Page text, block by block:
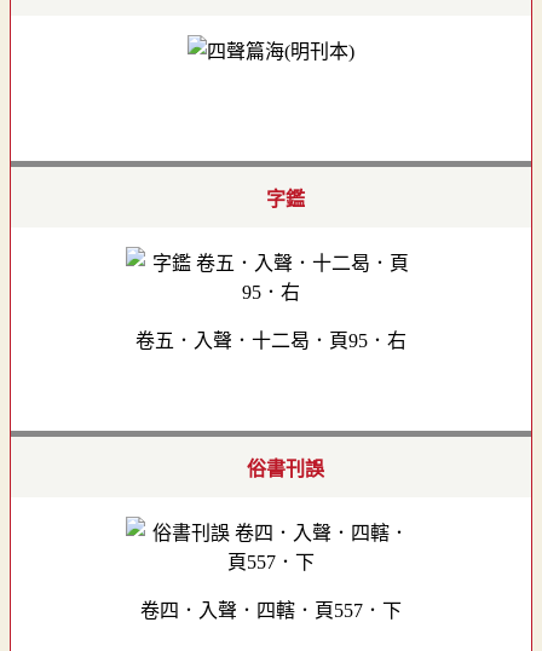
字鑑
卷五．入聲．十二曷．頁95．右
俗書刊誤
卷四．入聲．四轄．頁557．下